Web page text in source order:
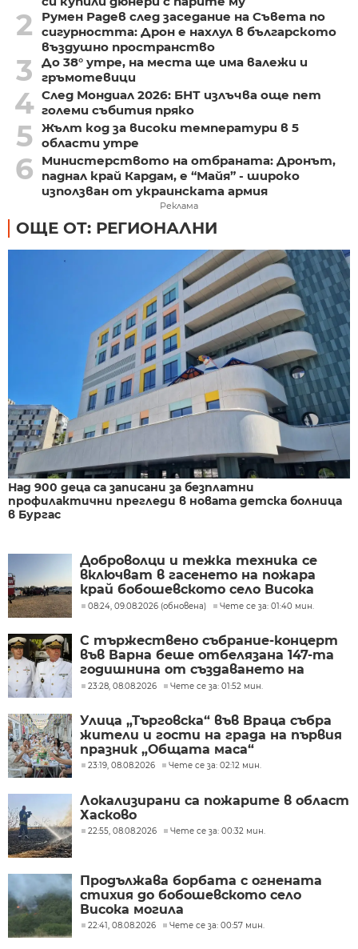
2
Румен Радев след заседание на Съвета по
сигурността: Дрон е нахлул в българското
въздушно пространство
3
До 38° утре, на места ще има валежи и
гръмотевици
4 След Мондиал 2026: БНТ излъчва още пет
големи събития пряко
5 Жълт код за високи температури в 5
области утре
6
Министерството на отбраната: Дронът,
паднал край Кардам, е “Майя” - широко
използван от украинската армия
Реклама
ОЩЕ ОТ: РЕГИОНАЛНИ
Над 900 деца са записани за безплатни
профилактични прегледи в новата детска болница
в Бургас
Доброволци и тежка техника се
включват в гасенето на пожара
край бобошевското село Висока
могила
08:24, 09.08.2026 (обновена) Чете се за: 01:40 мин.
С тържествено събрание-концерт
във Варна беше отбелязана 147-та
годишнина от създаването на
Военноморските сили
23:28, 08.08.2026 Чете се за: 01:52 мин.
Улица „Търговска“ във Враца събра
жители и гости на града на първия
празник „Общата маса“
23:19, 08.08.2026 Чете се за: 02:12 мин.
Локализирани са пожарите в област
Хасково
22:55, 08.08.2026 Чете се за: 00:32 мин.
Продължава борбата с огнената
стихия до бобошевското село
Висока могила
22:41, 08.08.2026 Чете се за: 00:57 мин.